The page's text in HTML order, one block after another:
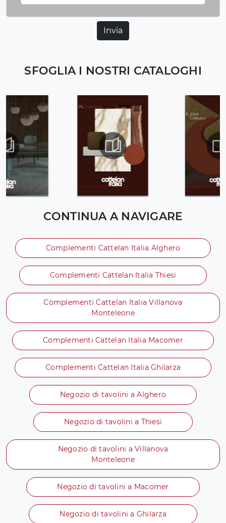
SFOGLIA I NOSTRI CATALOGHI
CONTINUA A NAVIGARE
Complementi Cattelan Italia Alghero
Complementi Cattelan Italia Thiesi
Complementi Cattelan Italia Villanova
Monteleone
Complementi Cattelan Italia Macomer
Complementi Cattelan Italia Ghilarza
Negozio di tavolini a Alghero
Negozio di tavolini a Thiesi
Negozio di tavolini a Villanova
Monteleone
Negozio di tavolini a Macomer
Negozio di tavolini a Ghilarza
Invia